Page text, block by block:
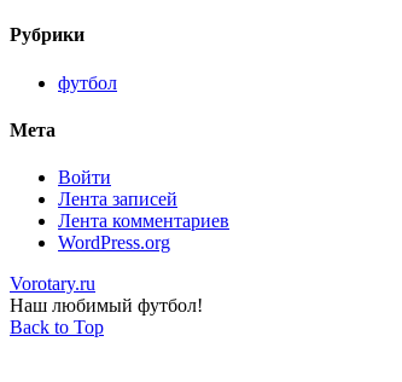
Рубрики
футбол
Мета
Войти
Лента записей
Лента комментариев
WordPress.org
Vorotary.ru
Наш любимый футбол!
Back to Top